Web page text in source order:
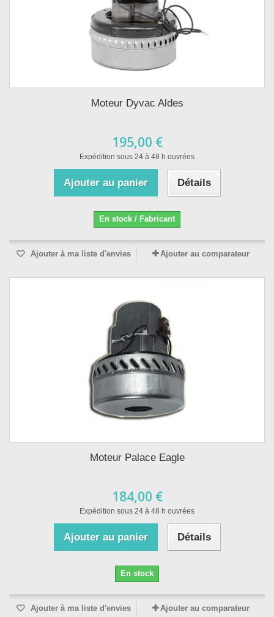
Moteur Dyvac Aldes
195,00 €
Expédition sous 24 à 48 h ouvrées
Ajouter au panier Détails
En stock / Fabricant
Ajouter à ma liste d'envies Ajouter au comparateur
Moteur Palace Eagle
184,00 €
Expédition sous 24 à 48 h ouvrées
Ajouter au panier Détails
En stock
Ajouter à ma liste d'envies Ajouter au comparateur